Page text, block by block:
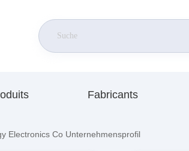
Fabricants
Electronics Co Unternehmensprofil